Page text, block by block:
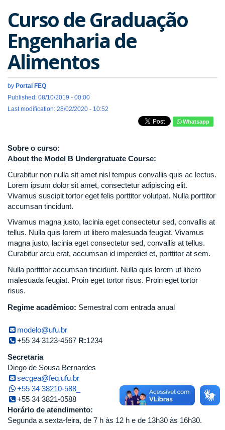
Curso de Graduação
Engenharia de
Alimentos
by Portal FEQ
Published: 08/10/2019 - 00:00
Last modification: 28/02/2020 - 10:52
Whatsapp
Sobre o curso:
About the Model B Undergratuate Course:
Curabitur non nulla sit amet nisl tempus convallis quis ac lectus.
Lorem ipsum dolor sit amet, consectetur adipiscing elit.
Vivamus suscipit tortor eget felis porttitor volutpat. Nulla porttitor
accumsan tincidunt.
Vivamus magna justo, lacinia eget consectetur sed, convallis at
tellus. Nulla quis lorem ut libero malesuada feugiat. Vivamus
magna justo, lacinia eget consectetur sed, convallis at tellus.
Curabitur arcu erat, accumsan id imperdiet et, porttitor at sem.
Nulla porttitor accumsan tincidunt. Nulla quis lorem ut libero
malesuada feugiat. Proin eget tortor risus. Proin eget tortor
risus.
Regime acadêmico: Semestral com entrada anual
modelo@ufu.br
+55 34 3123-4567 R:1234
Secretaria
Diego de Sousa Bernardes
secgea@feq.ufu.br
+55 34 38210-588_
+55 34 3821-0588
Horário de atendimento:
Segunda a sexta-feira, de 7 h às 12 h e de 13h30 às 16h30.